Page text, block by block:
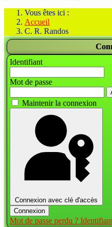
Vous êtes ici :
Accueil
C. R. Randos
Identifiant
Mot de passe
Maintenir la connexion
Connexion avec clé d'accès
Connexion
Mot de passe perdu ?